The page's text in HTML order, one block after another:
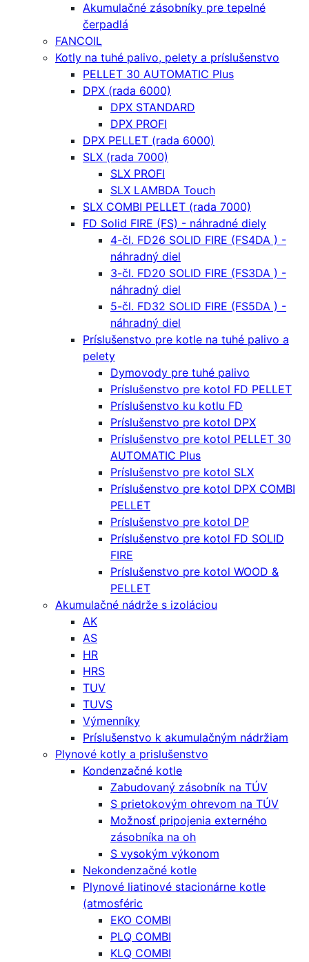
Akumulačné zásobníky pre tepelné
čerpadlá
FANCOIL
Kotly na tuhé palivo, pelety a príslušenstvo
PELLET 30 AUTOMATIC Plus
DPX (rada 6000)
DPX STANDARD
DPX PROFI
DPX PELLET (rada 6000)
SLX (rada 7000)
SLX PROFI
SLX LAMBDA Touch
SLX COMBI PELLET (rada 7000)
FD Solid FIRE (FS) - náhradné diely
4-čl. FD26 SOLID FIRE (FS4DA ) -
náhradný diel
3-čl. FD20 SOLID FIRE (FS3DA ) -
náhradný diel
5-čl. FD32 SOLID FIRE (FS5DA ) -
náhradný diel
Príslušenstvo pre kotle na tuhé palivo a
pelety
Dymovody pre tuhé palivo
Príslušenstvo pre kotol FD PELLET
Príslušenstvo ku kotlu FD
Príslušenstvo pre kotol DPX
Príslušenstvo pre kotol PELLET 30
AUTOMATIC Plus
Príslušenstvo pre kotol SLX
Príslušenstvo pre kotol DPX COMBI
PELLET
Príslušenstvo pre kotol DP
Príslušenstvo pre kotol FD SOLID
FIRE
Príslušenstvo pre kotol WOOD &
PELLET
Akumulačné nádrže s izoláciou
AK
AS
HR
HRS
TUV
TUVS
Výmenníky
Príslušenstvo k akumulačným nádržiam
Plynové kotly a prislušenstvo
Kondenzačné kotle
Zabudovaný zásobník na TÚV
S prietokovým ohrevom na TÚV
Možnosť pripojenia externého
zásobníka na oh
S vysokým výkonom
Nekondenzačné kotle
Plynové liatinové stacionárne kotle
(atmosféric
EKO COMBI
PLQ COMBI
KLQ COMBI